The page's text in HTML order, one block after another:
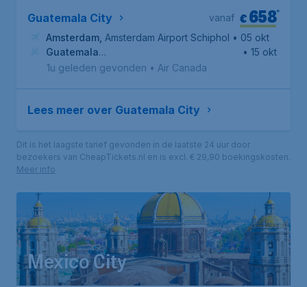
Guatemala City €658*
vanaf
Amsterdam Amsterdam Airport Schiphol • 05 okt
Guatemala
City, Internationale luchthaven La Aurora
• 15 okt
1u geleden gevonden • Air Canada
Lees meer over Guatemala City
Dit is het laagste tarief gevonden in de laatste 24 uur door
bezoekers van CheapTickets.nl en is excl. € 29,90 boekingskosten.
Meer info
Mexico City